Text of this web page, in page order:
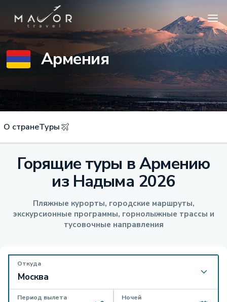
Армения
О странеТуры
Горящие туры в Армению
из Надыма 2026
Пляжные курорты, городские маршруты,
экскурсионные программы, горнолыжные трассы и
тусовочные направления
Откуда
Период вылета Ночей